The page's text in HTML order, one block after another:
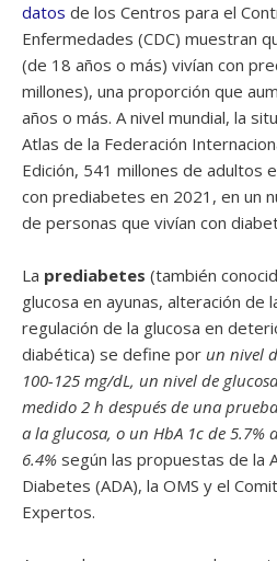
datos de los Centros para el
Enfermedades (CDC) muestran
(de 18 años o más) vivían con
millones), una proporción que
años o más. A nivel mundial, la
Atlas de la Federación
Edición, 541 millones de adultos
con prediabetes en 2021, en un
de personas que vivían con
La prediabetes (también
glucosa en ayunas, alteración de
regulación de la glucosa en
diabética) se define por un nivel
100-125 mg/dL, un nivel de
medido 2 h después de una
a la glucosa, o un HbA 1c de 5.7%
6.4% según las propuestas de la
Diabetes (ADA), la OMS y el
Expertos.